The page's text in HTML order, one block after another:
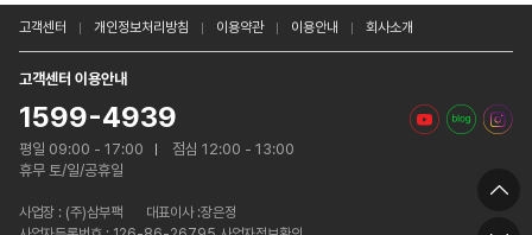
고객센터 개인정보처리방침 이용약관 이용안내 회사소개
고객센터 이용안내
1599-4939
평일 09:00 - 17:00
점심 12:00 - 13:00
휴무 토/일/공휴일
사업장 : (주)삼부팩
대표이사 :장은정